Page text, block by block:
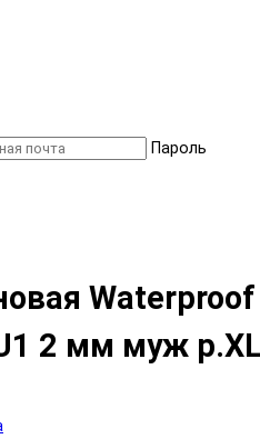
Пароль
Waterproof
2 мм муж